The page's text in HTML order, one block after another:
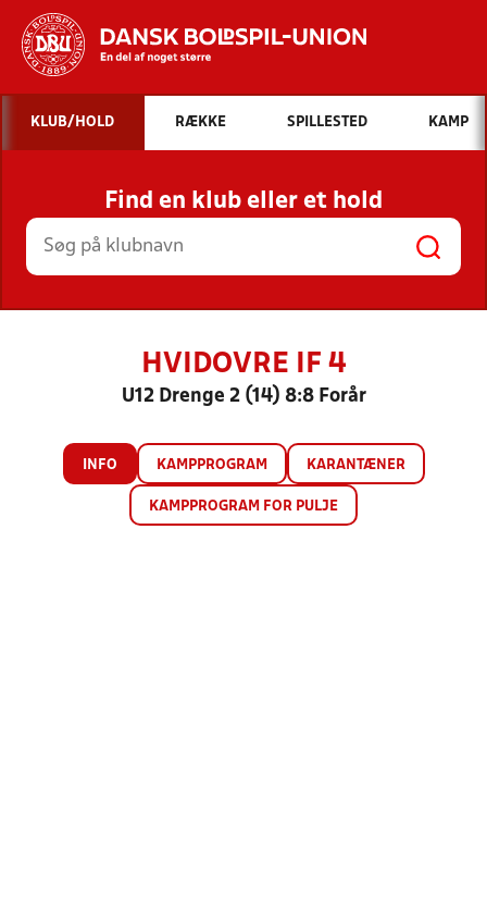
Hvad vil du søge efter?
INDHOLD OG NYHEDER
STILLINGER, RESULTATER, KLUBBER OG
HOLD
KLUB/HOLD RÆKKE SPILLESTED KAMP
Find en klub eller et hold
HVIDOVRE IF 4
U12 Drenge 2 (14) 8:8 Forår
INFO KAMPPROGRAM KARANTÆNER
KAMPPROGRAM FOR PULJE